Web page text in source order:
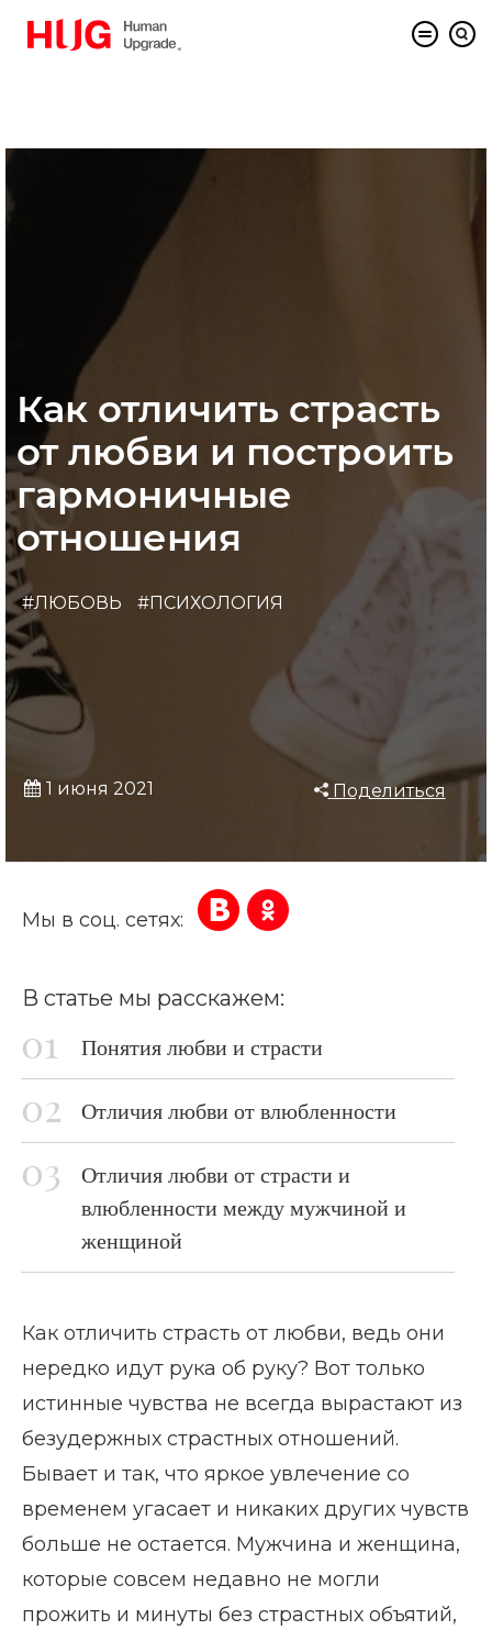
Как отличить страсть
от любви и построить
гармоничные
отношения
#ЛЮБОВЬ #ПСИХОЛОГИЯ
1 июня 2021 Поделиться
Мы в соц. сетях:
В статье мы расскажем:
Понятия любви и страсти
Отличия любви от влюбленности
Отличия любви от страсти и
влюбленности между мужчиной и
женщиной
Как отличить страсть от любви, ведь они
нередко идут рука об руку? Вот только
истинные чувства не всегда вырастают из
безудержных страстных отношений.
Бывает и так, что яркое увлечение со
временем угасает и никаких других чувств
больше не остается. Мужчина и женщина,
которые совсем недавно не могли
прожить и минуты без страстных объятий,